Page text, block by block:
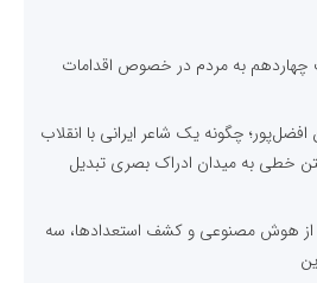
به مردم در خصوص اقدامات
چگونه یک شاعر ایرانی با انقلاب
خطی به میدان ادراک بصری تبدیل
از هوش مصنوعی و کشف استعدادها، سه